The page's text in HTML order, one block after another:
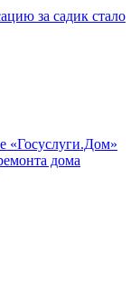
за садик стало
«Госуслуги.Дом»
дома